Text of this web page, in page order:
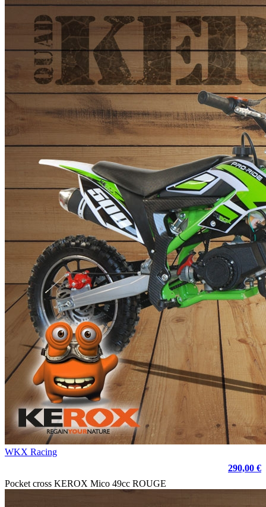
WKX Racing
290,00 €
Pocket cross KEROX Mico 49cc ROUGE